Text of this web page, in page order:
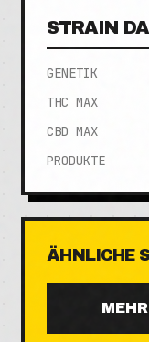
STRAIN
GENETIK
THC MAX
CBD MAX
PRODUKTE
ÄHNLICHE
MEHR